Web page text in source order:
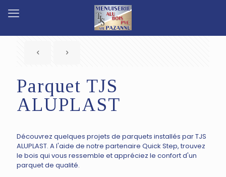
Parquet TJS
ALUPLAST
Découvrez quelques projets de parquets installés par TJS
ALUPLAST. A l'aide de notre partenaire Quick Step, trouvez
le bois qui vous ressemble et appréciez le confort d'un
parquet de qualité.